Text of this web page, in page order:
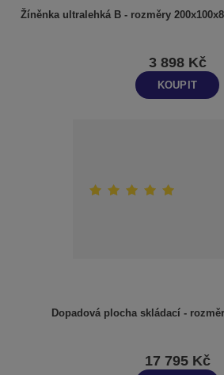
Žíněnka ultralehká B - rozměry
3 898 Kč
KOUPIT
Dopadová plocha skládací -
17 795 Kč